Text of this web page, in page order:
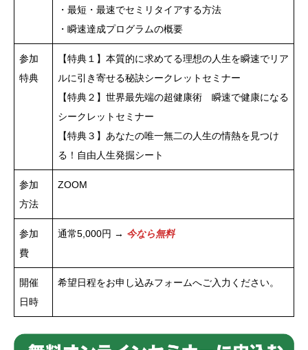
・最短・最速でセミリタイアする方法
・瞬速達成プログラムの概要
参加
特典
【特典１】本質的に求めてる理想の人生を瞬速でリア
ルに引き寄せる秘訣シークレットセミナー
【特典２】世界最先端の超健康術 瞬速で健康になる
シークレットセミナー
【特典３】あなたの唯一無二の人生の情熱を見つけ
る！自由人生発掘シート
参加
方法
ZOOM
参加
費
通常5,000円 → 今なら無料
開催
日時
希望日程をお申し込みフォームへご入力ください。